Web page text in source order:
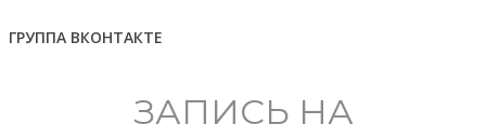
ГРУППА ВКОНТАКТЕ
ЗАПИСЬ НА